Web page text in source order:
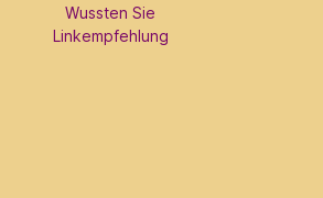
Wussten Sie
Linkempfehlung